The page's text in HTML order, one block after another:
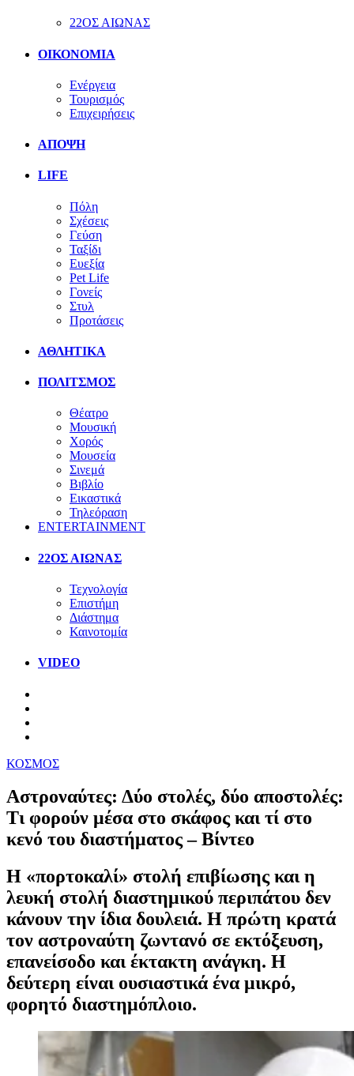
22ΟΣ ΑΙΩΝΑΣ
ΟΙΚΟΝΟΜΙΑ
Ενέργεια
Τουρισμός
Επιχειρήσεις
ΑΠΟΨΗ
LIFE
Πόλη
Σχέσεις
Γεύση
Ταξίδι
Ευεξία
Pet Life
Γονείς
Στυλ
Προτάσεις
ΑΘΛΗΤΙΚΑ
ΠΟΛΙΤΣΜΟΣ
Θέατρο
Μουσική
Χορός
Μουσεία
Σινεμά
Βιβλίο
Εικαστικά
Τηλεόραση
ENTERTAINMENT
22ΟΣ ΑΙΩΝΑΣ
Τεχνολογία
Επιστήμη
Διάστημα
Καινοτομία
VIDEO
ΚΟΣΜΟΣ
Αστροναύτες: Δύο στολές, δύο αποστολές:
Τι φορούν μέσα στο σκάφος και τί στο
κενό του διαστήματος – Βίντεο
Η «πορτοκαλί» στολή επιβίωσης και η
λευκή στολή διαστημικού περιπάτου δεν
κάνουν την ίδια δουλειά. Η πρώτη κρατά
τον αστροναύτη ζωντανό σε εκτόξευση,
επανείσοδο και έκτακτη ανάγκη. Η
δεύτερη είναι ουσιαστικά ένα μικρό,
φορητό διαστημόπλοιο.